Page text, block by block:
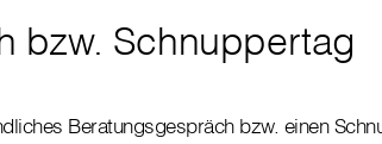
bzw. Schnuppertag
Beratungsgespräch bzw. einen